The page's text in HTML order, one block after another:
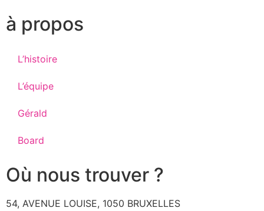
à propos
L’histoire
L’équipe
Gérald
Board
Où nous trouver ?
54, AVENUE LOUISE, 1050 BRUXELLES